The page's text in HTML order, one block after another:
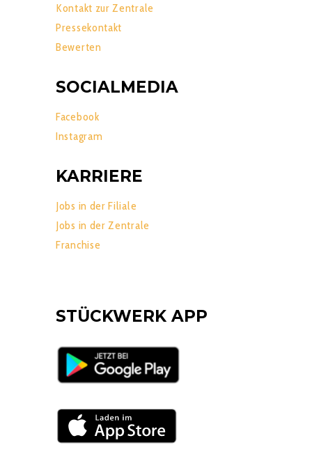
Kontakt zur Zentrale
Pressekontakt
Bewerten
SOCIALMEDIA
Facebook
Instagram
KARRIERE
Jobs in der Filiale
Jobs in der Zentrale
Franchise
STÜCKWERK APP